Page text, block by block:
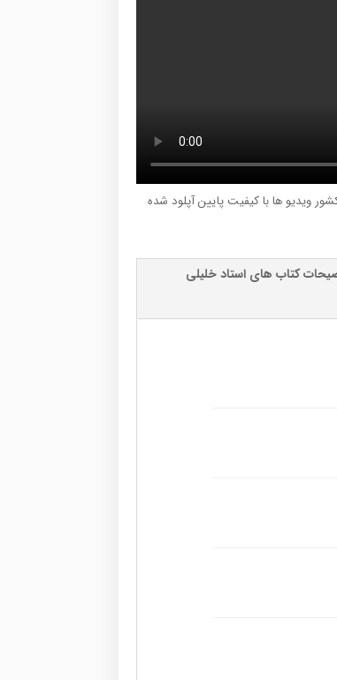
ویدیو ها با کیفیت پایین آپلود شده
کتاب های استاد خلیلی